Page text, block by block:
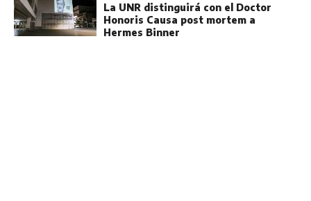
La UNR distinguirá con el Doctor
Honoris Causa post mortem a
Hermes Binner